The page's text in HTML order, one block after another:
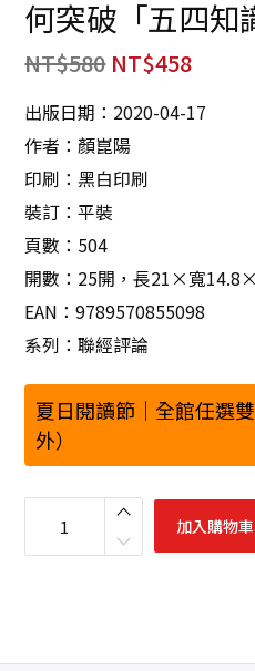
何突破「五四知
NT$580 NT$458
出版日期：2020-04-17
作者：顏崑陽
印刷：黑白印刷
裝訂：平裝
頁數：504
開數：25開，長21×寬
EAN：9789570855098
系列：聯經評論
夏日閱讀節｜全館任選
外）
學
圍
文
加入購物車